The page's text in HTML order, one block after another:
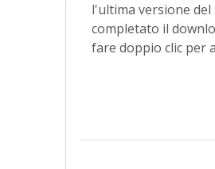
l'ultima versione
completato il
fare doppio clic per